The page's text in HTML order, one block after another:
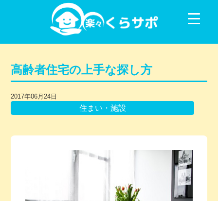
コンテンツに移動
高齢者住宅の上手な探し方
2017年06月24日
住まい・施設